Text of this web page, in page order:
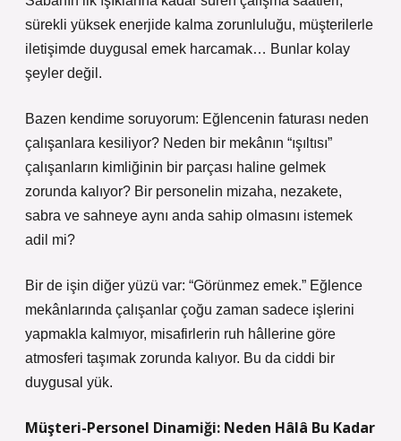
sürekli yüksek enerjide kalma zorunluluğu, müşterilerle
iletişimde duygusal emek harcamak… Bunlar kolay
şeyler değil.
Bazen kendime soruyorum: Eğlencenin faturası neden
çalışanlara kesiliyor? Neden bir mekânın “ışıltısı”
çalışanların kimliğinin bir parçası haline gelmek
zorunda kalıyor? Bir personelin mizaha, nezakete,
sabra ve sahneye aynı anda sahip olmasını istemek
adil mi?
Bir de işin diğer yüzü var: “Görünmez emek.” Eğlence
mekânlarında çalışanlar çoğu zaman sadece işlerini
yapmakla kalmıyor, misafirlerin ruh hâllerine göre
atmosferi taşımak zorunda kalıyor. Bu da ciddi bir
duygusal yük.
Müşteri-Personel Dinamiği: Neden Hâlâ Bu Kadar